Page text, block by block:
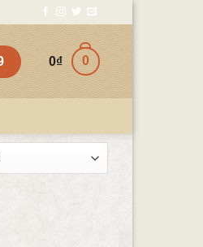
0₫ 0